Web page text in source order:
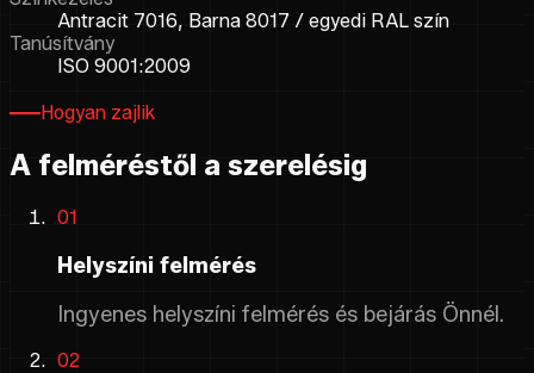
Antracit 7016, Barna 8017 / egyedi RAL szín
Tanúsítvány
ISO 9001:2009
Hogyan zajlik
A felméréstől a szerelésig
01
Helyszíni felmérés
Ingyenes helyszíni felmérés és bejárás Önnél.
02